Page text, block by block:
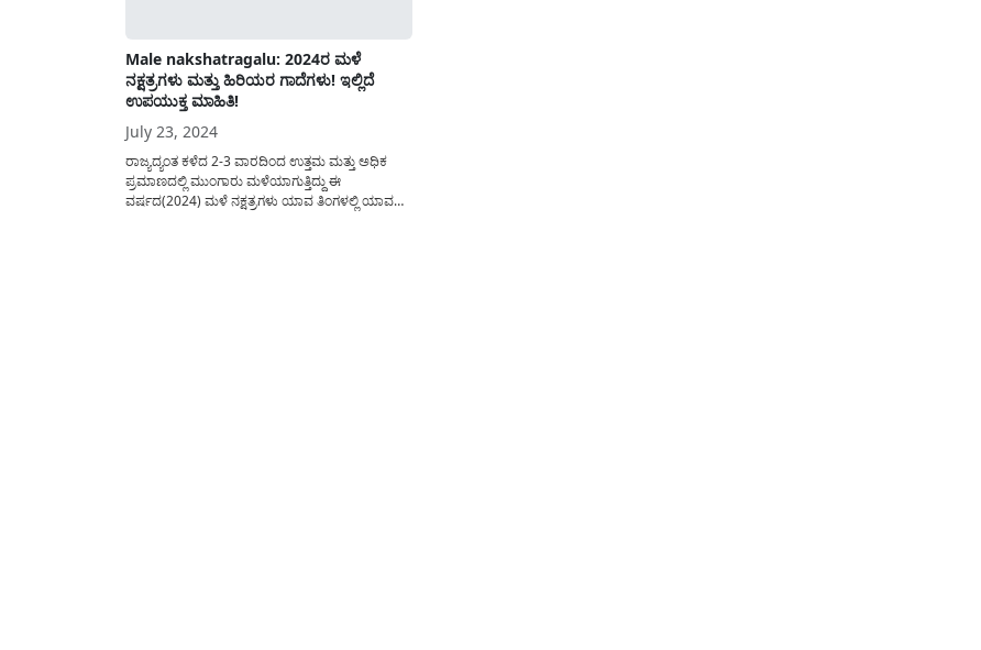
Male nakshatragalu: 2024ರ ಮಳೆ
ನಕ್ಷತ್ರಗಳು ಮತ್ತು ಹಿರಿಯರ ಗಾದೆಗಳು! ಇಲ್ಲಿದೆ
ಉಪಯುಕ್ತ ಮಾಹಿತಿ!
July 23, 2024
ರಾಜ್ಯದ್ಯಂತ ಕಳೆದ 2-3 ವಾರದಿಂದ ಉತ್ತಮ ಮತ್ತು ಅಧಿಕ
ಪ್ರಮಾಣದಲ್ಲಿ ಮುಂಗಾರು ಮಳೆಯಾಗುತ್ತಿದ್ದು ಈ
ವರ್ಷದ(2024) ಮಳೆ ನಕ್ಷತ್ರಗಳು ಯಾವ ತಿಂಗಳಲ್ಲಿ ಯಾವ